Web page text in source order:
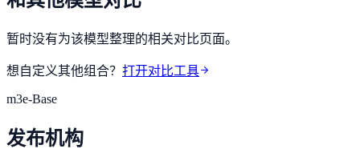
暂时没有为该模型整理的相关对比页面。
想自定义其他组合？ 打开对比工具
m3e-Base
发布机构